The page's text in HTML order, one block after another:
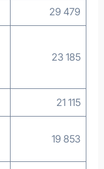
29 479
23 185
21 115
19 853